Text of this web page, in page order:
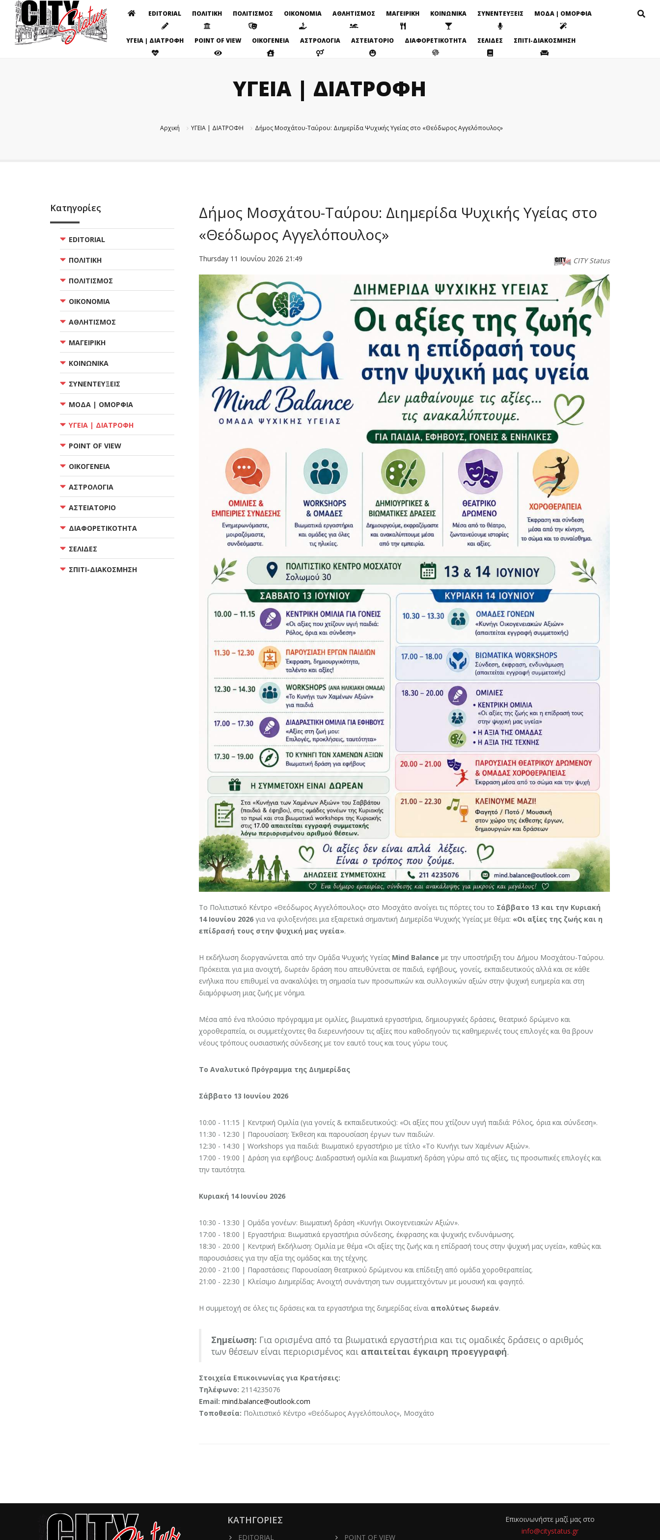
EDITORIAL ΠΟΛΙΤΙΚΗ ΠΟΛΙΤΙΣΜΟΣ ΟΙΚΟΝΟΜΙΑ ΑΘΛΗΤΙΣΜΟΣ ΜΑΓΕΙΡΙΚΗ ΚΟΙΝΩΝΙΚΑ ΣΥΝΕΝΤΕΥΞΕΙΣ ΜΟΔΑ | ΟΜΟΡΦΙΑ
ΥΓΕΙΑ | ΔΙΑΤΡΟΦΗ POINT OF VIEW ΟΙΚΟΓΕΝΕΙΑ ΑΣΤΡΟΛΟΓΙΑ ΑΣΤΕΙΑΤΟΡΙΟ ΔΙΑΦΟΡΕΤΙΚΟΤΗΤΑ ΣΕΛΙΔΕΣ ΣΠΙΤΙ-ΔΙΑΚΟΣΜΗΣΗ
ΥΓΕΙΑ | ΔΙΑΤΡΟΦΗ
Αρχική ΥΓΕΙΑ | ΔΙΑΤΡΟΦΗ Δήμος Μοσχάτου-Ταύρου: Διημερίδα Ψυχικής Υγείας στο «Θεόδωρος Αγγελόπουλος»
Δήμος Μοσχάτου-Ταύρου: Διημερίδα Ψυχικής Υγείας στο
«Θεόδωρος Αγγελόπουλος»
CITY Status
Thursday 11 Ιουνίου 2026 21:49
Το Πολιτιστικό Κέντρο «Θεόδωρος Αγγελόπουλος» στο Μοσχάτο ανοίγει τις πόρτες του το Σάββατο 13 και την Κυριακή
14 Ιουνίου 2026για να φιλοξενήσει μια εξαιρετικά σημαντική Διημερίδα Ψυχικής Υγείας με θέμα: «Οι αξίες της ζωής και η
επίδρασή τους στην ψυχική μας υγεία».
Η εκδήλωση διοργανώνεται από την Ομάδα Ψυχικής Υγείας Mind Balance με την υποστήριξη του Δήμου Μοσχάτου-Ταύρου.
Πρόκειται για μια ανοιχτή, δωρεάν δράση που απευθύνεται σε παιδιά, εφήβους, γονείς, εκπαιδευτικούς αλλά και σε κάθε
ενήλικα που επιθυμεί να ανακαλύψει τη σημασία των προσωπικών και συλλογικών αξιών στην ψυχική ευημερία και στη
διαμόρφωση μιας ζωής με νόημα.
Μέσα από ένα πλούσιο πρόγραμμα με ομιλίες, βιωματικά εργαστήρια, δημιουργικές δράσεις, θεατρικό δρώμενο και
χοροθεραπεία, οι συμμετέχοντες θα διερευνήσουν τις αξίες που καθοδηγούν τις καθημερινές τους επιλογές και θα βρουν
νέους τρόπους ουσιαστικής σύνδεσης με τον εαυτό τους και τους γύρω τους.
Το Αναλυτικό Πρόγραμμα της Διημερίδας
Σάββατο 13 Ιουνίου 2026
10:00 - 11:15 | Κεντρική Ομιλία (για γονείς & εκπαιδευτικούς): «Οι αξίες που χτίζουν υγιή παιδιά: Ρόλος, όρια και σύνδεση».
11:30 - 12:30 | Παρουσίαση: Έκθεση και παρουσίαση έργων των παιδιών.
12:30 - 14:30 | Workshops για παιδιά: Βιωματικό εργαστήριο με τίτλο «Το Κυνήγι των Χαμένων Αξιών».
17:00 - 19:00 | Δράση για εφήβους: Διαδραστική ομιλία και βιωματική δράση γύρω από τις αξίες, τις προσωπικές επιλογές και
την ταυτότητα.
Κυριακή 14 Ιουνίου 2026
10:30 - 13:30 | Ομάδα γονέων: Βιωματική δράση «Κυνήγι Οικογενειακών Αξιών».
17:00 - 18:00 | Εργαστήρια: Βιωματικά εργαστήρια σύνδεσης, έκφρασης και ψυχικής ενδυνάμωσης.
18:30 - 20:00 | Κεντρική Εκδήλωση: Ομιλία με θέμα «Οι αξίες της ζωής και η επίδρασή τους στην ψυχική μας υγεία», καθώς και
παρουσιάσεις για την αξία της ομάδας και της τέχνης.
20:00 - 21:00 | Παραστάσεις: Παρουσίαση θεατρικού δρώμενου και επίδειξη από ομάδα χοροθεραπείας.
21:00 - 22:30 | Κλείσιμο Διημερίδας: Ανοιχτή συνάντηση των συμμετεχόντων με μουσική και φαγητό.
Η συμμετοχή σε όλες τις δράσεις και τα εργαστήρια της διημερίδας είναι απολύτως δωρεάν.
Σημείωση: Για ορισμένα από τα βιωματικά εργαστήρια και τις ομαδικές δράσεις ο αριθμός
των θέσεων είναι περιορισμένος και απαιτείται έγκαιρη προεγγραφή.
Στοιχεία Επικοινωνίας για Κρατήσεις:
Τηλέφωνο: 2114235076
Email: mind.balance@outlook.com
Τοποθεσία: Πολιτιστικό Κέντρο «Θεόδωρος Αγγελόπουλος», Μοσχάτο
Κατηγορίες
EDITORIAL
ΠΟΛΙΤΙΚΗ
ΠΟΛΙΤΙΣΜΟΣ
ΟΙΚΟΝΟΜΙΑ
ΑΘΛΗΤΙΣΜΟΣ
ΜΑΓΕΙΡΙΚΗ
ΚΟΙΝΩΝΙΚΑ
ΣΥΝΕΝΤΕΥΞΕΙΣ
ΜΟΔΑ | ΟΜΟΡΦΙΑ
ΥΓΕΙΑ | ΔΙΑΤΡΟΦΗ
POINT OF VIEW
ΟΙΚΟΓΕΝΕΙΑ
ΑΣΤΡΟΛΟΓΙΑ
ΑΣΤΕΙΑΤΟΡΙΟ
ΔΙΑΦΟΡΕΤΙΚΟΤΗΤΑ
ΣΕΛΙΔΕΣ
ΣΠΙΤΙ-ΔΙΑΚΟΣΜΗΣΗ
ΚΑΤΗΓΟΡΙΕΣ
EDITORIAL POINT OF VIEW
Επικοινωνήστε μαζί μας στο
info@citystatus.gr